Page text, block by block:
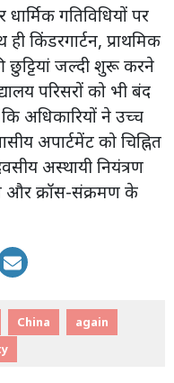
गतिविधियों पर
किंडरगार्टन, प्राथमिक
छुट्टियां जल्दी शुरू करने
परिसरों को भी बंद
अधिकारियों ने उच्च
अपार्टमेंट को चिह्नित
अस्थायी नियंत्रण
और क्रॉस-संक्रमण के
China
again